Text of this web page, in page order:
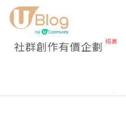
社群創作有價企劃